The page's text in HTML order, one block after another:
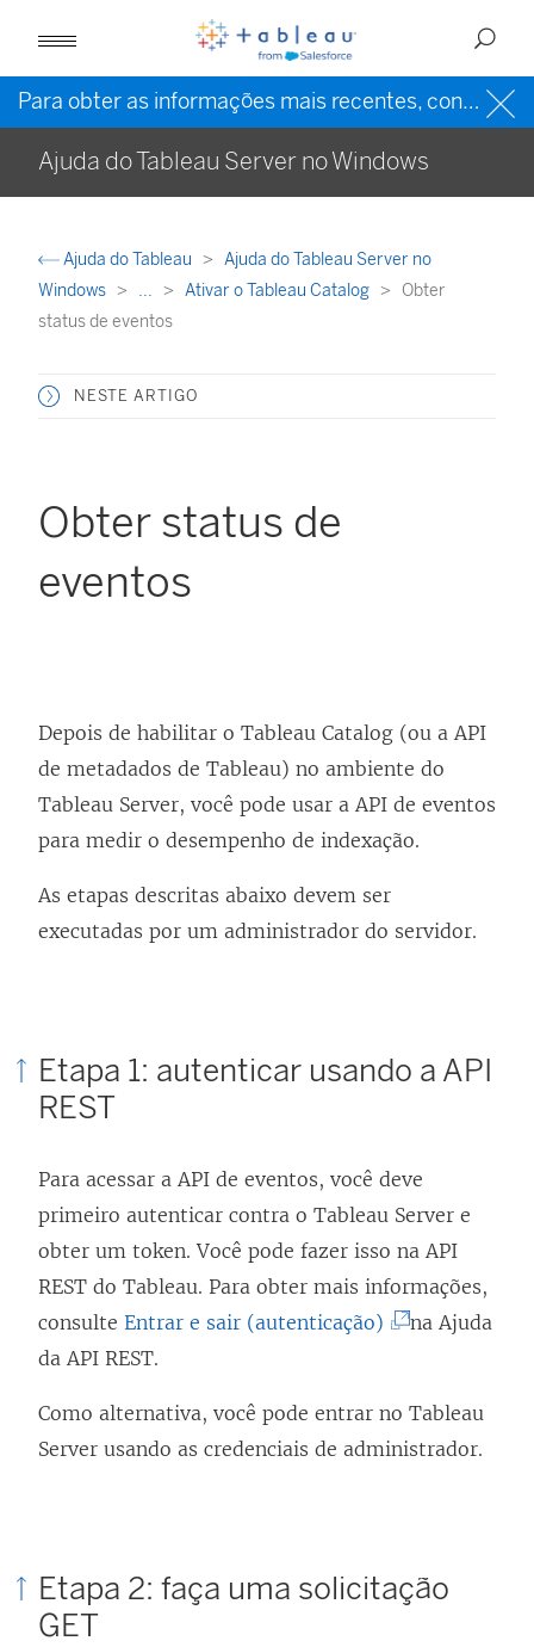
Para obter as informações mais recentes, consulte a
Ajuda do Tableau Server no Windows
Ajuda do Tableau
Ajuda do Tableau Server no
Windows
... Ativar o Tableau Catalog
Obter
status de eventos
NESTE ARTIGO
Obter status de
eventos
Depois de habilitar o Tableau Catalog (ou a API
de metadados de Tableau) no ambiente do
Tableau Server, você pode usar a API de eventos
para medir o desempenho de indexação.
As etapas descritas abaixo devem ser
executadas por um administrador do servidor.
Etapa 1: autenticar usando a API
REST
Para acessar a API de eventos, você deve
primeiro autenticar contra o Tableau Server e
obter um token. Você pode fazer isso na API
REST do Tableau. Para obter mais informações,
consulte Entrar e sair (autenticação)
na Ajuda
da API REST.
Como alternativa, você pode entrar no Tableau
Server usando as credenciais de administrador.
Etapa 2: faça uma solicitação
GET